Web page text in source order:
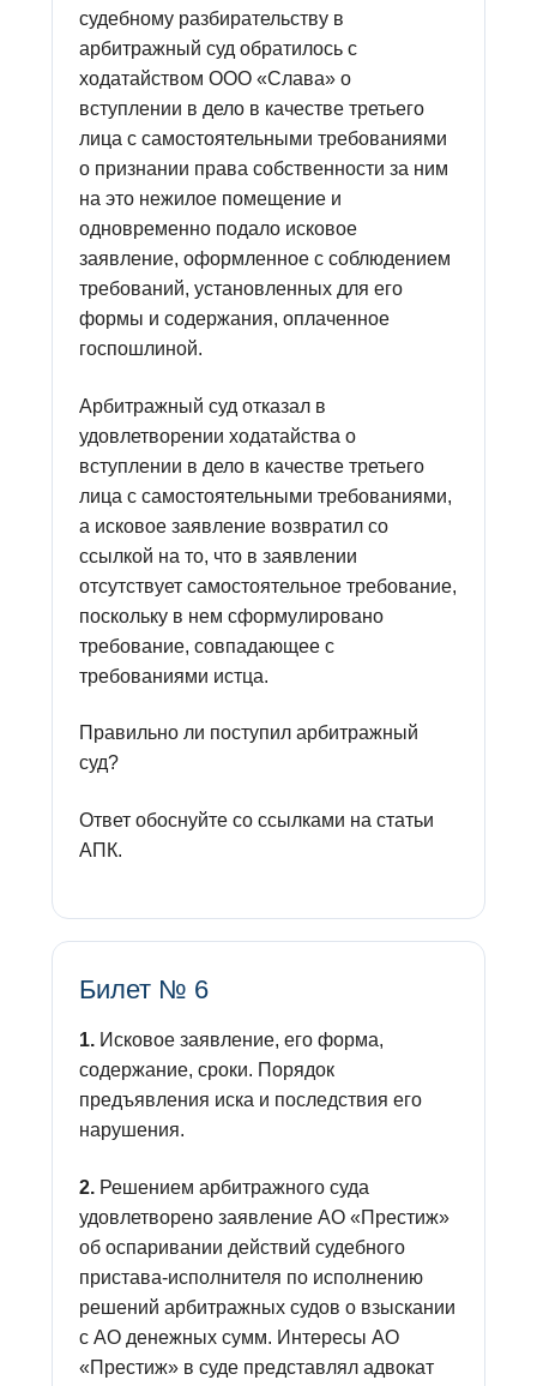
судебному разбирательству в
арбитражный суд обратилось с
ходатайством ООО «Слава» о
вступлении в дело в качестве третьего
лица с самостоятельными требованиями
о признании права собственности за ним
на это нежилое помещение и
одновременно подало исковое
заявление, оформленное с соблюдением
требований, установленных для его
формы и содержания, оплаченное
госпошлиной.
Арбитражный суд отказал в
удовлетворении ходатайства о
вступлении в дело в качестве третьего
лица с самостоятельными требованиями,
а исковое заявление возвратил со
ссылкой на то, что в заявлении
отсутствует самостоятельное требование,
поскольку в нем сформулировано
требование, совпадающее с
требованиями истца.
Правильно ли поступил арбитражный
суд?
Ответ обоснуйте со ссылками на статьи
АПК.
Билет № 6
1.Исковое заявление, его форма,
содержание, сроки. Порядок
предъявления иска и последствия его
нарушения.
2.Решением арбитражного суда
удовлетворено заявление АО «Престиж»
об оспаривании действий судебного
пристава-исполнителя по исполнению
решений арбитражных судов о взыскании
с АО денежных сумм. Интересы АО
«Престиж» в суде представлял адвокат